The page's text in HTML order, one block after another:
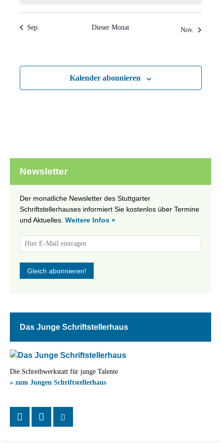
Sep. Dieser Monat Nov.
Kalender abonnieren
Newsletter
Der monatliche Newsletter des Stuttgarter
Schriftstellerhauses informiert Sie kostenlos über Termine
und Aktuelles. Weitere Infos »
Das Junge Schriftstellerhaus
Die Schreibwerkstatt für junge Talente
» zum Jungen Schriftstellerhaus